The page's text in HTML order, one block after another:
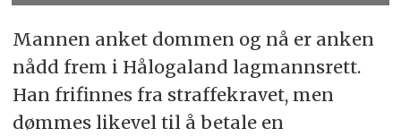
Mannen anket dommen og nå er anken
nådd frem i Hålogaland lagmannsrett.
Han frifinnes fra straffekravet, men
dømmes likevel til å betale en